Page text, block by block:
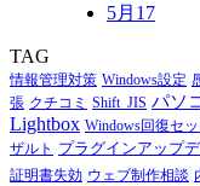
5月 17
TAG
情報管理対策 Windows設定
張 クチコミ Shift_JIS パソ
Lightbox Windows回復セ
ザルト
プラグインアップ
証明書失効 ウェブ制作相談